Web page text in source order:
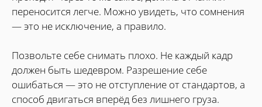
переносится легче. Можно увидеть, что сомнения
— это не исключение, а правило.
Позвольте себе снимать плохо. Не каждый кадр
должен быть шедевром. Разрешение себе
ошибаться — это не отступление от стандартов, а
способ двигаться вперёд без лишнего груза.